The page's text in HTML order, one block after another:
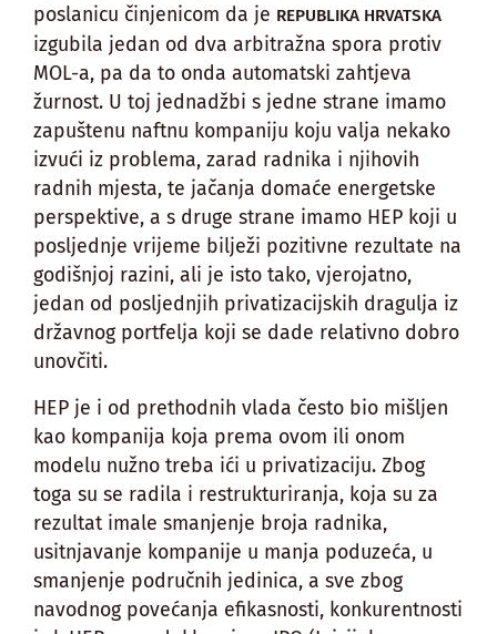
poslanicu činjenicom da je REPUBLIKA HRVATSKA
izgubila jedan od dva arbitražna spora protiv
MOL-a, pa da to onda automatski zahtjeva
žurnost. U toj jednadžbi s jedne strane imamo
zapuštenu naftnu kompaniju koju valja nekako
izvući iz problema, zarad radnika i njihovih
radnih mjesta, te jačanja domaće energetske
perspektive, a s druge strane imamo HEP koji u
posljednje vrijeme bilježi pozitivne rezultate na
godišnjoj razini, ali je isto tako, vjerojatno,
jedan od posljednjih privatizacijskih dragulja iz
državnog portfelja koji se dade relativno dobro
unovčiti.
HEP je i od prethodnih vlada često bio mišljen
kao kompanija koja prema ovom ili onom
modelu nužno treba ići u privatizaciju. Zbog
toga su se radila i restrukturiranja, koja su za
rezultat imale smanjenje broja radnika,
usitnjavanje kompanije u manja poduzeća, u
smanjenje područnih jedinica, a sve zbog
navodnog povećanja efikasnosti, konkurentnosti